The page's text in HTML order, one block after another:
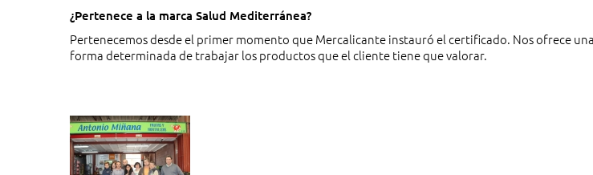
¿Pertenece a la marca Salud Mediterránea?
Pertenecemos desde el primer momento que Mercalicante instauró el certificado. Nos ofrece
forma determinada de trabajar los productos que el cliente tiene que valorar.